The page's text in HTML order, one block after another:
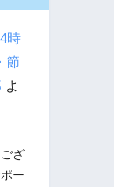
時
節
よ
ざ
ー